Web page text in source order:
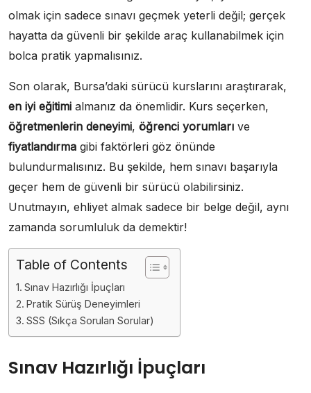
olmak için sadece sınavı geçmek yeterli değil; gerçek
hayatta da güvenli bir şekilde araç kullanabilmek için
bolca pratik yapmalısınız.
Son olarak, Bursa’daki sürücü kurslarını araştırarak,
en iyi eğitimi almanız da önemlidir. Kurs seçerken,
öğretmenlerin deneyimi, öğrenci yorumları ve
fiyatlandırma gibi faktörleri göz önünde
bulundurmalısınız. Bu şekilde, hem sınavı başarıyla
geçer hem de güvenli bir sürücü olabilirsiniz.
Unutmayın, ehliyet almak sadece bir belge değil, aynı
zamanda sorumluluk da demektir!
Table of Contents
Sınav Hazırlığı İpuçları
Pratik Sürüş Deneyimleri
SSS (Sıkça Sorulan Sorular)
Sınav Hazırlığı İpuçları